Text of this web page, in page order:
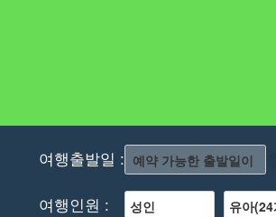
여행출발일 :
여행인원 :